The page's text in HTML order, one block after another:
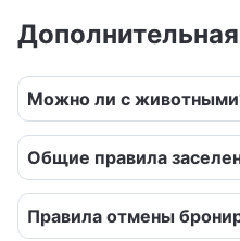
-подвисная плетёная качель;
-вечерняя подсветка сферы,
Можно ли с
Общие правила
Правила отмены